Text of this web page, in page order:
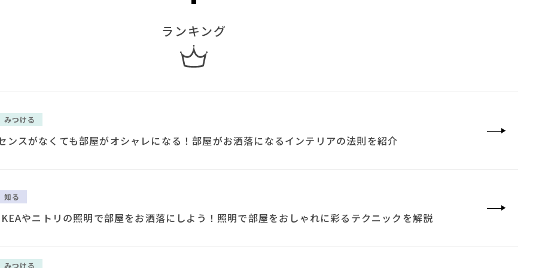
ランキング
みつける
ンスがなくても部屋がオシャレになる！部屋がお洒落になるインテリアの法則を紹介
知る
やニトリの照明で部屋をお洒落にしよう！照明で部屋をおしゃれに彩るテクニックを解説
みつける